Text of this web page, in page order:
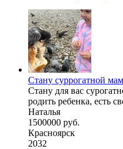
Стану суррогатной
Стану для вас
родить ребенка, есть
Наталья
1500000 руб.
Красноярск
2032